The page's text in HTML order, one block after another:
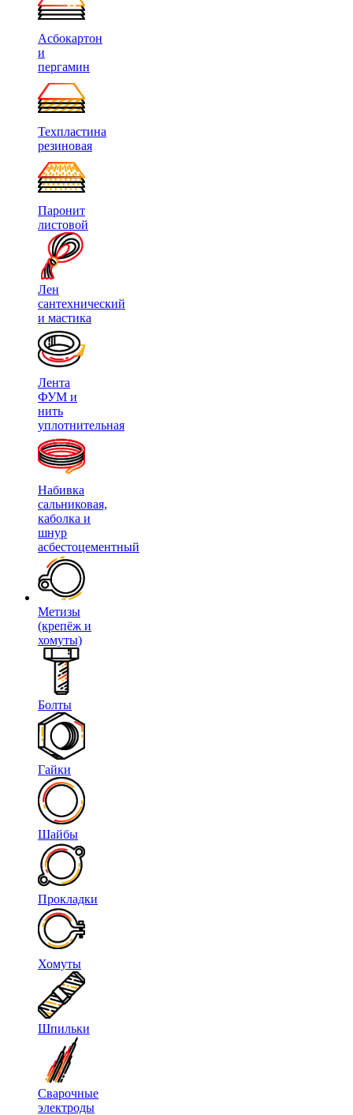
Асбокартон
и
пергамин
Техпластина
резиновая
Паронит
листовой
Лен
сантехнический
и мастика
Лента
ФУМ и
нить
уплотнительная
Набивка
сальниковая,
каболка и
шнур
асбестоцементный
Метизы
(крепёж и
хомуты)
Болты
Гайки
Шайбы
Прокладки
Хомуты
Шпильки
Сварочные
электроды